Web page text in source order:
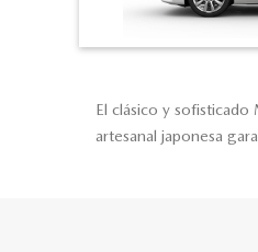
El clásico y
artesanal japonesa